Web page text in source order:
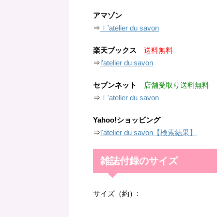
アマゾン
⇒ ｌ'atelier du savon
楽天ブックス
送料無料
⇒l'atelier du savon
セブンネット
店舗受取り送料無料
⇒ ｌ'atelier du savon
Yahoo!ショッピング
⇒l'atelier du savon【検索結果】
雑誌付録のサイズ
サイズ（約）: